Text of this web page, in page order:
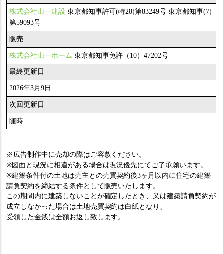
株式会社山一建設 東京都知事許可(特28)第83249号 東京都知事(7)
第59093号
販売
株式会社山一ホーム 東京都知事免許（10）47202号
最終更新日
2026年3月9日
次回更新日
随時
※広告制作中に売却の際はご容赦ください。
※図面と現況に相違がある場合は現況優先にてご了承願います。
※建築条件付の土地は売主との売買契約後3ヶ月以内に住宅の建築
請負契約を締結する条件として販売いたします。
この期間内に建築しないことが確定したとき、又は建築請負契約が
成立しなかった場合は土地売買契約は白紙となり、
受領した金銭は全額お返し致します。